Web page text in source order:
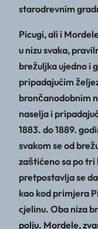
starodrevnim
Picugi, ali i
u nizu svaka,
brežuljka ujedno i
pripadajućim
brončanodobnim
naselja i
1883. do 1889.
svakom se od
zaštićeno sa po
pretpostavlja se
kao kod primjera
cjelinu. Oba niza
polju. Mordele,